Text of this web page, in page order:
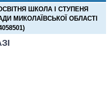
ШКОЛА І СТУПЕНЯ
МИКОЛАЇВСЬКОЇ ОБЛАСТІ